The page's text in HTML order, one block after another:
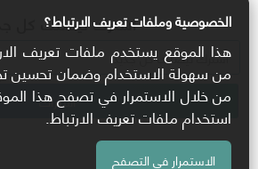
اشترك ليصلك كل
الخصوصية وملفات تعريف الارتباط؟
هذا الموقع يستخدم ملفات تعريف
من سهولة الاستخدام وضمان تحسين
من خلال الاستمرار في تصفح هذا
استخدام ملفات تعريف الارتباط.
الاستمرار في التصفح